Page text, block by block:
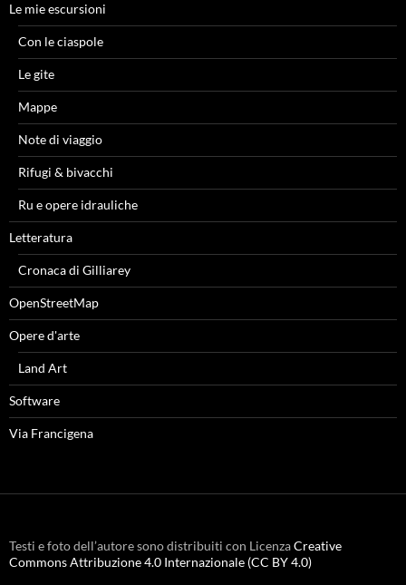
Le mie escursioni
Con le ciaspole
Le gite
Mappe
Note di viaggio
Rifugi & bivacchi
Ru e opere idrauliche
Letteratura
Cronaca di Gilliarey
OpenStreetMap
Opere d'arte
Land Art
Software
Via Francigena
Testi e foto dell’autore sono distribuiti con LicenzaCreative
Commons Attribuzione 4.0 Internazionale (CC BY 4.0)